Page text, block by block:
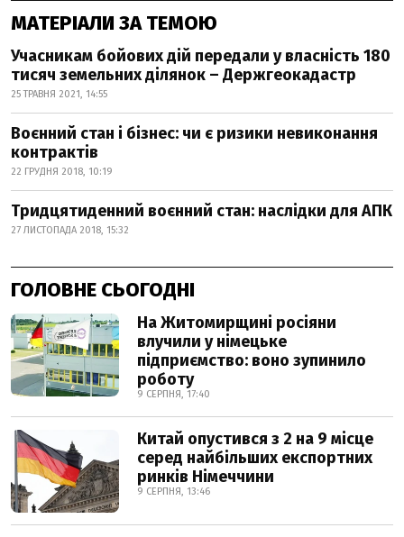
МАТЕРІАЛИ ЗА ТЕМОЮ
Учасникам бойових дій передали у власність 180
тисяч земельних ділянок – Держгеокадастр
25 ТРАВНЯ 2021, 14:55
Воєнний стан і бізнес: чи є ризики невиконання
контрактів
22 ГРУДНЯ 2018, 10:19
Тридцятиденний воєнний стан: наслідки для АПК
27 ЛИСТОПАДА 2018, 15:32
ГОЛОВНЕ СЬОГОДНІ
На Житомирщині росіяни
влучили у німецьке
підприємство: воно зупинило
роботу
9 СЕРПНЯ, 17:40
Китай опустився з 2 на 9 місце
серед найбільших експортних
ринків Німеччини
9 СЕРПНЯ, 13:46